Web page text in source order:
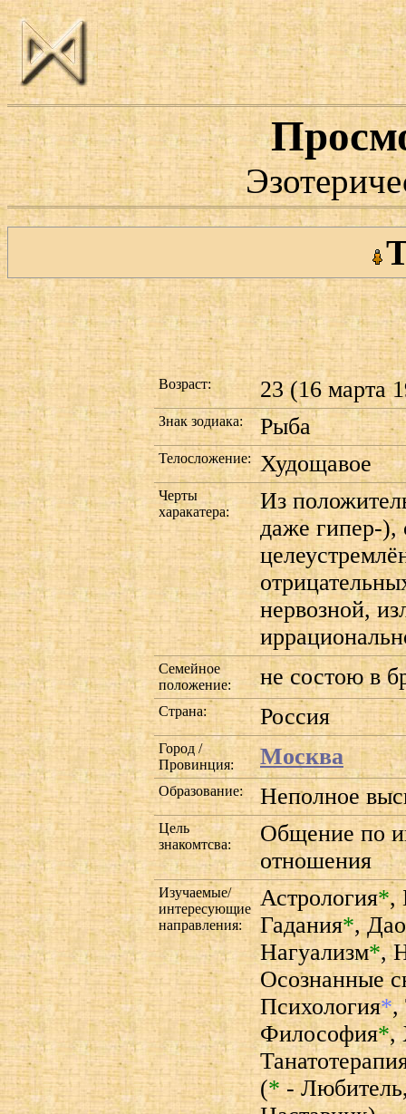
Возраст: 23 (16 марта
Знак зодиака: Рыба
Телосложение: Худощавое
Черты
харакатера:
Из
даже гипер-),
нервозной,
Семейное
положение:
не состою в
Страна: Россия
Город /
Провинция:
Москва
Образование: Неполное
Цель
знакомтсва:
Общение по
отношения
Изучаемые/
интересующие
направления:
Астрология*,
Гадания*,
Нагуализм*,
Осознанные
Психология*,
Философия*,
(*-